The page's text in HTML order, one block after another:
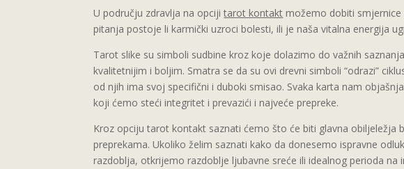
U području zdravlja na opcijitarot kontakt možemo dobiti smjernice
pitanja postoje li karmički uzroci bolesti, ili je naša vitalna energija
Tarot slike su simboli sudbine kroz koje dolazimo do važnih
kvalitetnijim i boljim. Smatra se da su ovi drevni simboli “odrazi”
od njih ima svoj specifični i duboki smisao. Svaka karta nam
koji ćemo steći integritet i prevazići i najveće prepreke.
Kroz opciju tarot kontakt saznati ćemo što će biti glavna obiljeležja
preprekama. Ukoliko želim saznati kako da donesemo ispravne
razdoblja, otkrijemo razdoblje ljubavne sreće ili idealnog perioda na